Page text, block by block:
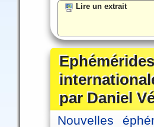
Lire un extrait
par Daniel
Nouvelles